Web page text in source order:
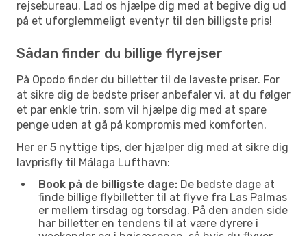
rejsebureau. Lad os hjælpe dig med at begive dig ud
på et uforglemmeligt eventyr til den billigste pris!
Sådan finder du billige flyrejser
På Opodo finder du billetter til de laveste priser. For
at sikre dig de bedste priser anbefaler vi, at du følger
et par enkle trin, som vil hjælpe dig med at spare
penge uden at gå på kompromis med komforten.
Her er 5 nyttige tips, der hjælper dig med at sikre dig
lavprisfly til Málaga Lufthavn:
Book på de billigste dage: De bedste dage at
finde billige flybilletter til at flyve fra Las Palmas
er mellem tirsdag og torsdag. På den anden side
har billetter en tendens til at være dyrere i